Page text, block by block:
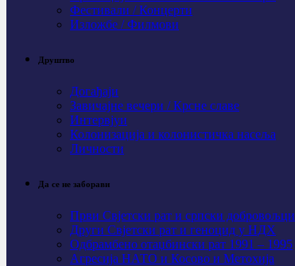
Фестивали / Концерти
Изложбе / Филмови
Друштво
Догађаји
Завичајне вечери / Крсне славе
Интервјуи
Колонизација и колонистичка насеља
Личности
Да се не заборави
Први Свјeтски рат и српски добровољци
Други Свјетски рат и геноцид у НДХ
Одбрамбено отаџбински рат 1991 – 1995
Агресија НАТО и Косово и Метохија